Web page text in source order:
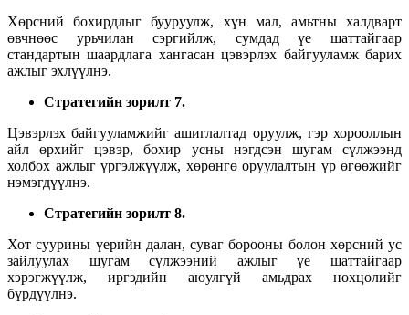
Хөрсний бохирдлыг бууруулж, хүн мал, амьтны халдварт
өвчнөөс урьчилан сэргийлж, сумдад үе шаттайгаар
стандартын шаардлага хангасан цэвэрлэх байгууламж барих
ажлыг эхлүүлнэ.
Стратегийн зорилт 7.
Цэвэрлэх байгууламжийг ашиглалтад оруулж, гэр хорооллын
айл өрхийг цэвэр, бохир усны нэгдсэн шугам сүлжээнд
холбох ажлыг үргэлжүүлж, хөрөнгө оруулалтын үр өгөөжийг
нэмэгдүүлнэ.
Стратегийн зорилт 8.
Хот суурины үерийн далан, суваг борооны болон хөрсний ус
зайлуулах шугам сүлжээний ажлыг үе шаттайгаар
хэрэгжүүлж, иргэдийн аюулгүй амьдрах нөхцөлийг
бүрдүүлнэ.